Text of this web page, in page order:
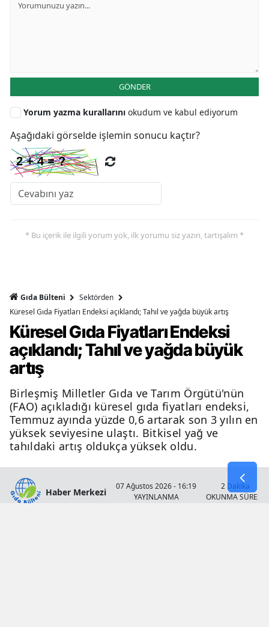
GÖNDER
Yorum yazma kurallarını okudum ve kabul ediyorum
Aşağıdaki görselde işlemin sonucu kaçtır?
* Bu içerik ile ilgili yorum yok, ilk yorumu siz yazın, tartışalım *
Gıda Bülteni
Sektörden
Küresel Gıda Fiyatları Endeksi açıklandı; Tahıl ve yağda büyük artış
Küresel Gıda Fiyatları Endeksi
açıklandı; Tahıl ve yağda büyük
artış
Birleşmiş Milletler Gıda ve Tarım Örgütü'nün
(FAO) açıkladığı küresel gıda fiyatları endeksi,
Temmuz ayında yüzde 0,6 artarak son 3 yılın en
yüksek seviyesine ulaştı. Bitkisel yağ ve
tahıldaki artış oldukça yüksek oldu.
Haber Merkezi
07 Ağustos 2026 - 16:19
YAYINLANMA
2 Dakika
OKUNMA SÜRESİ